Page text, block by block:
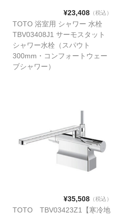
粧棚
化粧棚 [LIXIL]
化粧棚 [TOTO]
¥23,408（税込）
TOTO 浴室用 シャワー 水栓
TBV03408J1 サーモスタット
シャワー水栓（スパウト
300mm・コンフォートウェー
ブシャワー）
¥35,508（税込）
TOTO TBV03423Z1【寒冷地